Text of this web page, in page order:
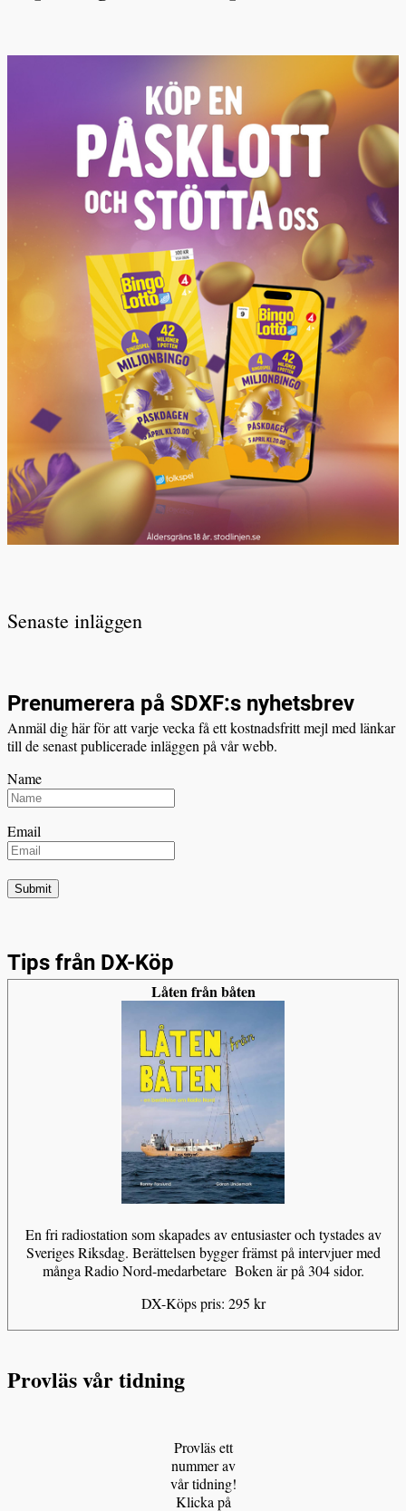
Senaste inläggen
Prenumerera på SDXF:s nyhetsbrev
Anmäl dig här för att varje vecka få ett kostnadsfritt mejl med länkar
till de senast publicerade inläggen på vår webb.
Name
Email
Tips från DX-Köp
Låten från båten
En fri radiostation som skapades av entusiaster och tystades av
Sveriges Riksdag. Berättelsen bygger främst på intervjuer med
många Radio Nord-medarbetare Boken är på 304 sidor.
DX-Köps pris: 295 kr
Provläs vår tidning
Provläs ett
nummer av
vår tidning!
Klicka på